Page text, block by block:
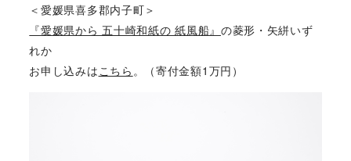
＜愛媛県喜多郡内子町＞
『愛媛県から 五十崎和紙の 紙風船』 の菱形・矢絣いず
れか
お申し込みは こちら 。（寄付金額1万円）